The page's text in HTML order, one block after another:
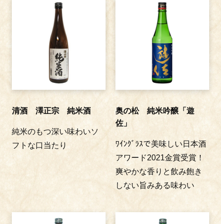
清酒 澤正宗 純米酒
純米のもつ深い味わいソ
フトな口当たり
奥の松 純米吟醸「遊
佐」
ﾜｲﾝｸﾞﾗｽで美味しい日本酒
アワード2021金賞受賞！
爽やかな香りと飲み飽き
しない旨みある味わい